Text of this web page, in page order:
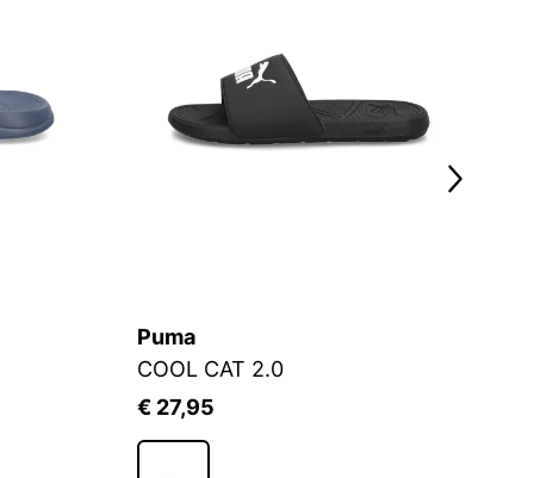
Puma
COOL CAT 2.0
€ 27,95